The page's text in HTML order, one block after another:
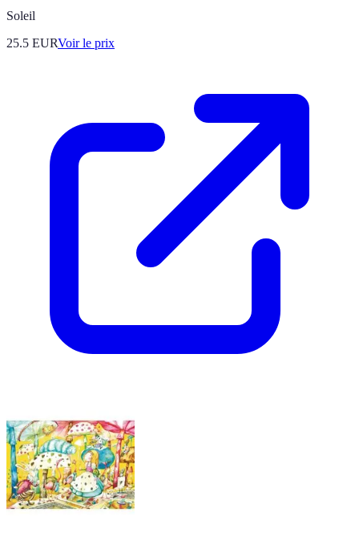
Soleil
25.5 EURVoir le prix